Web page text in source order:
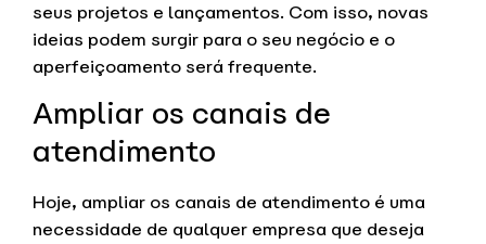
seus projetos e lançamentos. Com isso, novas
ideias podem surgir para o seu negócio e o
aperfeiçoamento será frequente.
Ampliar os canais de
atendimento
Hoje, ampliar os canais de atendimento é uma
necessidade de qualquer empresa que deseja